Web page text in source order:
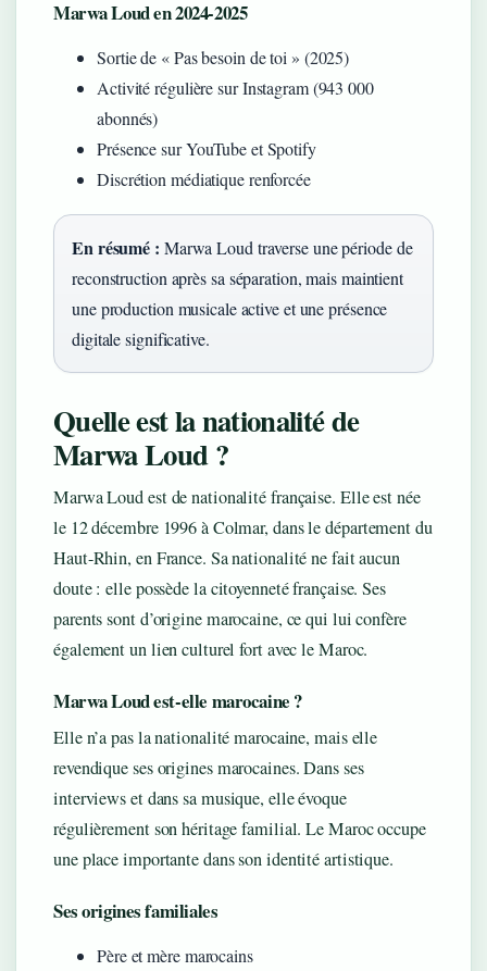
Marwa Loud en 2024-2025
Sortie de « Pas besoin de toi » (2025)
Activité régulière sur Instagram (943 000
abonnés)
Présence sur YouTube et Spotify
Discrétion médiatique renforcée
En résumé : Marwa Loud traverse une période de
reconstruction après sa séparation, mais maintient
une production musicale active et une présence
digitale significative.
Quelle est la nationalité de
Marwa Loud ?
Marwa Loud est de nationalité française. Elle est née
le 12 décembre 1996 à Colmar, dans le département du
Haut-Rhin, en France. Sa nationalité ne fait aucun
doute : elle possède la citoyenneté française. Ses
parents sont d’origine marocaine, ce qui lui confère
également un lien culturel fort avec le Maroc.
Marwa Loud est-elle marocaine ?
Elle n’a pas la nationalité marocaine, mais elle
revendique ses origines marocaines. Dans ses
interviews et dans sa musique, elle évoque
régulièrement son héritage familial. Le Maroc occupe
une place importante dans son identité artistique.
Ses origines familiales
Père et mère marocains